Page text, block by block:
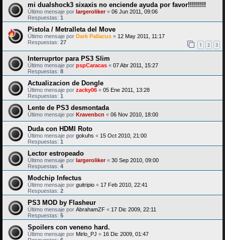
mi dualshock3 sixaxis no enciende ayuda por favor!!!!!!!!!
Último mensaje por largeroliker« 06 Jun 2011, 09:06
Respuestas: 1
Pistola / Metralleta del Move
Último mensaje por Dark Pallacus « 12 May 2011, 11:17
Respuestas: 27 1 2 3
Interruprtor para PS3 Slim
Último mensaje por pspCaracas « 07 Abr 2011, 15:27
Respuestas: 8
Actualizacion de Dongle
Último mensaje por zacky06 « 05 Ene 2011, 13:28
Respuestas: 1
Lente de PS3 desmontada
Último mensaje por Kravenbcn « 06 Nov 2010, 18:00
Duda con HDMI Roto
Último mensaje por gokuhs « 15 Oct 2010, 21:00
Respuestas: 1
Lector estropeado
Último mensaje por largeroliker« 30 Sep 2010, 09:00
Respuestas: 4
Modchip Infectus
Último mensaje por guitripio « 17 Feb 2010, 22:41
Respuestas: 2
PS3 MOD by Flasheur
Último mensaje por AbrahamZF « 17 Dic 2009, 22:11
Respuestas: 5
Spoilers con veneno hard.
Último mensaje por Mirlo_PJ « 16 Dic 2009, 01:47